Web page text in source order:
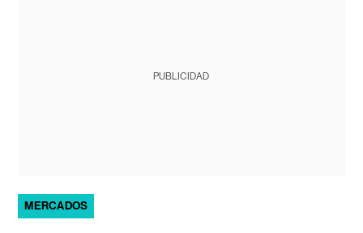
PUBLICIDAD
MERCADOS